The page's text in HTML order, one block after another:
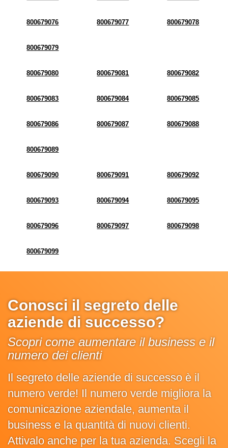
800679076 800679077 800679078
800679079
800679080 800679081 800679082
800679083 800679084 800679085
800679086 800679087 800679088
800679089
800679090 800679091 800679092
800679093 800679094 800679095
800679096 800679097 800679098
800679099
Conosci il segreto delle
aziende di successo?
Scopri come aumentare il business e il
numero dei clienti
Il segreto delle aziende di successo è il
numero verde! Il numero verde migliora la
comunicazione aziendale, aumenta il
business e la quantità di nuovi clienti.
Attivalo anche per la tua azienda. Scegli la